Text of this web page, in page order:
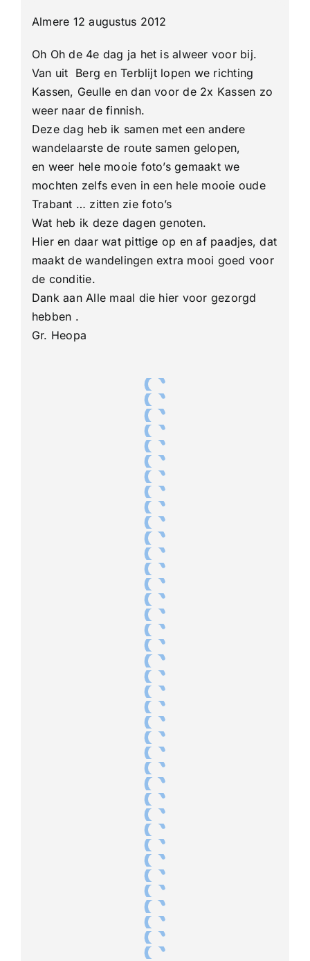
Almere 12 augustus 2012
Oh Oh de 4e dag ja het is alweer voor bij.
Van uit Berg en Terblijt lopen we richting
Kassen, Geulle en dan voor de 2x Kassen zo
weer naar de finnish.
Deze dag heb ik samen met een andere
wandelaarste de route samen gelopen,
en weer hele mooie foto’s gemaakt we
mochten zelfs even in een hele mooie oude
Trabant … zitten zie foto’s
Wat heb ik deze dagen genoten.
Hier en daar wat pittige op en af paadjes, dat
maakt de wandelingen extra mooi goed voor
de conditie.
Dank aan Alle maal die hier voor gezorgd
hebben .
Gr. Heopa